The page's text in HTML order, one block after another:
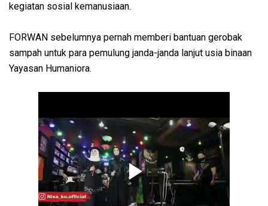
kegiatan sosial kemanusiaan.
FORWAN sebelumnya pernah memberi bantuan gerobak
sampah untuk para pemulung janda-janda lanjut usia binaan
Yayasan Humaniora.